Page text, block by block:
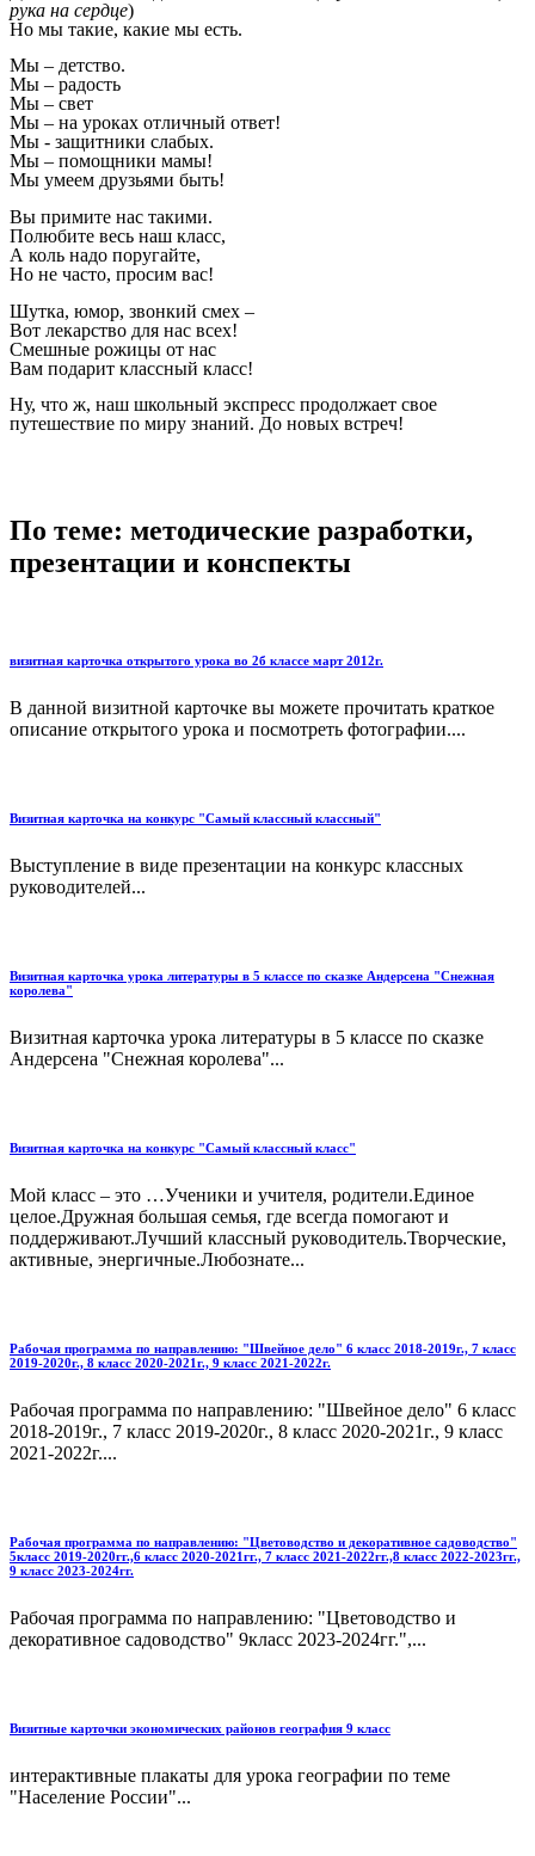
рука на сердце)
Но мы такие, какие мы есть.
Мы – детство.
Мы – радость
Мы – свет
Мы – на уроках отличный ответ!
Мы - защитники слабых.
Мы – помощники мамы!
Мы умеем друзьями быть!
Вы примите нас такими.
Полюбите весь наш класс,
А коль надо поругайте,
Но не часто, просим вас!
Шутка, юмор, звонкий смех –
Вот лекарство для нас всех!
Смешные рожицы от нас
Вам подарит классный класс!
Ну, что ж, наш школьный экспресс продолжает свое
путешествие по миру знаний. До новых встреч!
По теме: методические разработки,
презентации и конспекты
визитная карточка открытого урока во 2б классе март 2012г.
В данной визитной карточке вы можете прочитать краткое
описание открытого урока и посмотреть фотографии....
Визитная карточка на конкурс "Самый классный классный"
Выступление в виде презентации на конкурс классных
руководителей...
Визитная карточка урока литературы в 5 классе по сказке Андерсена "Снежная
королева"
Визитная карточка урока литературы в 5 классе по сказке
Андерсена "Снежная королева"...
Визитная карточка на конкурс "Самый классный класс"
Мой класс – это …Ученики и учителя, родители.Единое
целое.Дружная большая семья, где всегда помогают и
поддерживают.Лучший классный руководитель.Творческие,
активные, энергичные.Любознате...
Рабочая программа по направлению: "Швейное дело" 6 класс 2018-2019г., 7 класс
2019-2020г., 8 класс 2020-2021г., 9 класс 2021-2022г.
Рабочая программа по направлению: "Швейное дело" 6 класс
2018-2019г., 7 класс 2019-2020г., 8 класс 2020-2021г., 9 класс
2021-2022г....
Рабочая программа по направлению: "Цветоводство и декоративное садоводство"
5класс 2019-2020гг.,6 класс 2020-2021гг., 7 класс 2021-2022гг.,8 класс 2022-2023гг.,
9 класс 2023-2024гг.
Рабочая программа по направлению: "Цветоводство и
декоративное садоводство" 9класс 2023-2024гг.",...
Визитные карточки экономических районов география 9 класс
интерактивные плакаты для урока географии по теме
"Население России"...